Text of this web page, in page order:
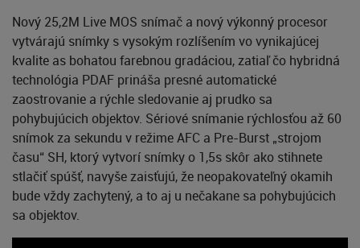
Nový 25,2M Live MOS snímač a nový výkonný procesor
vytvárajú snímky s vysokým rozlíšením vo vynikajúcej
kvalite as bohatou farebnou gradáciou, zatiaľ čo hybridná
technológia PDAF prináša presné automatické
zaostrovanie a rýchle sledovanie aj prudko sa
pohybujúcich objektov. Sériové snímanie rýchlosťou až 60
snímok za sekundu v režime AFC a Pre-Burst „strojom
času“ SH, ktorý vytvorí snímky o 1,5s skôr ako stihnete
stlačiť spúšť, navyše zaisťujú, že neopakovateľný okamih
bude vždy zachytený, a to aj u nečakane sa pohybujúcich
sa objektov.